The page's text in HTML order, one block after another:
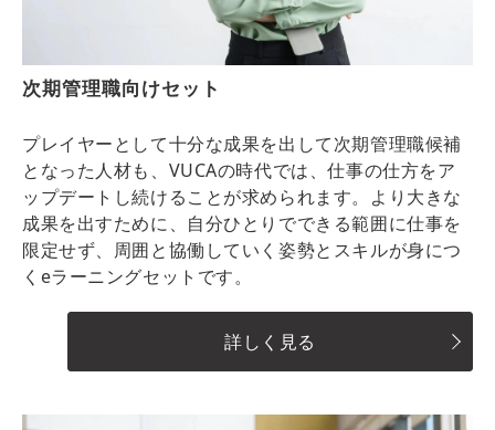
次期管理職向けセット
プレイヤーとして十分な成果を出して次期管理職候補
となった人材も、VUCAの時代では、仕事の仕方をア
ップデートし続けることが求められます。より大きな
成果を出すために、自分ひとりでできる範囲に仕事を
限定せず、周囲と協働していく姿勢とスキルが身につ
くeラーニングセットです。
詳しく見る